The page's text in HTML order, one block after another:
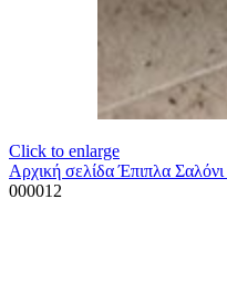
Click to enlarge
Αρχική σελίδαΈπιπλα Σαλόνι
000012